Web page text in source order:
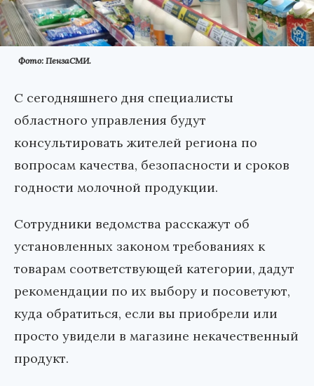
Фото: ПензаСМИ.
С сегодняшнего дня специалисты
областного управления будут
консультировать жителей региона по
вопросам качества, безопасности и сроков
годности молочной продукции.
Сотрудники ведомства расскажут об
установленных законом требованиях к
товарам соответствующей категории, дадут
рекомендации по их выбору и посоветуют,
куда обратиться, если вы приобрели или
просто увидели в магазине некачественный
продукт.